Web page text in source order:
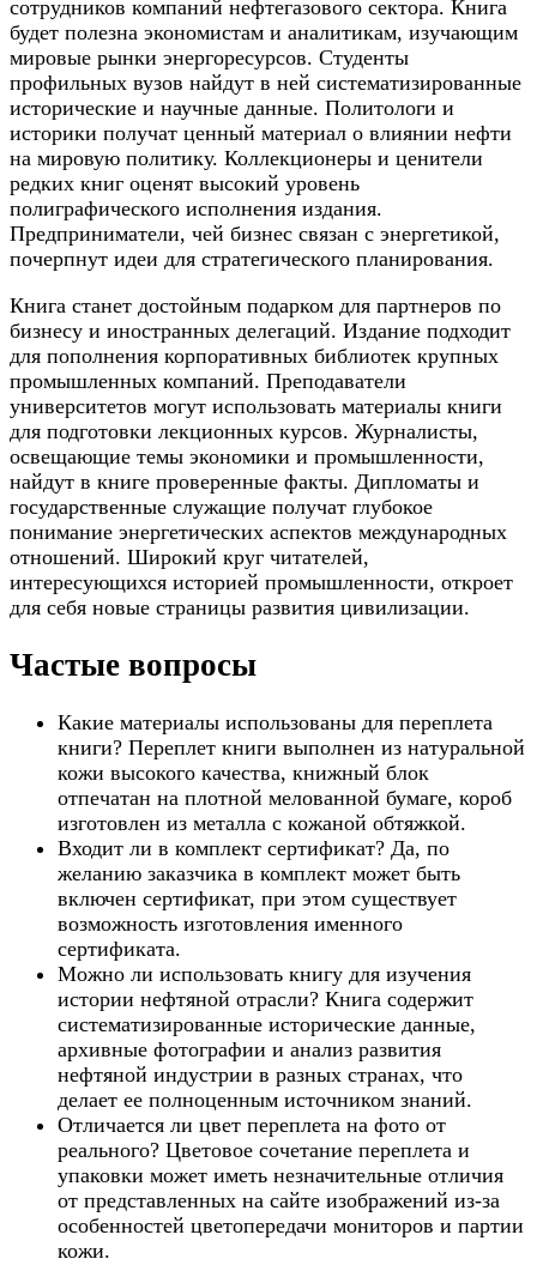
сотрудников компаний нефтегазового сектора. Книга
будет полезна экономистам и аналитикам, изучающим
мировые рынки энергоресурсов. Студенты
профильных вузов найдут в ней систематизированные
исторические и научные данные. Политологи и
историки получат ценный материал о влиянии нефти
на мировую политику. Коллекционеры и ценители
редких книг оценят высокий уровень
полиграфического исполнения издания.
Предприниматели, чей бизнес связан с энергетикой,
почерпнут идеи для стратегического планирования.
Книга станет достойным подарком для партнеров по
бизнесу и иностранных делегаций. Издание подходит
для пополнения корпоративных библиотек крупных
промышленных компаний. Преподаватели
университетов могут использовать материалы книги
для подготовки лекционных курсов. Журналисты,
освещающие темы экономики и промышленности,
найдут в книге проверенные факты. Дипломаты и
государственные служащие получат глубокое
понимание энергетических аспектов международных
отношений. Широкий круг читателей,
интересующихся историей промышленности, откроет
для себя новые страницы развития цивилизации.
Частые вопросы
Какие материалы использованы для переплета
книги? Переплет книги выполнен из натуральной
кожи высокого качества, книжный блок
отпечатан на плотной мелованной бумаге, короб
изготовлен из металла с кожаной обтяжкой.
Входит ли в комплект сертификат? Да, по
желанию заказчика в комплект может быть
включен сертификат, при этом существует
возможность изготовления именного
сертификата.
Можно ли использовать книгу для изучения
истории нефтяной отрасли? Книга содержит
систематизированные исторические данные,
архивные фотографии и анализ развития
нефтяной индустрии в разных странах, что
делает ее полноценным источником знаний.
Отличается ли цвет переплета на фото от
реального? Цветовое сочетание переплета и
упаковки может иметь незначительные отличия
от представленных на сайте изображений из-за
особенностей цветопередачи мониторов и партии
кожи.